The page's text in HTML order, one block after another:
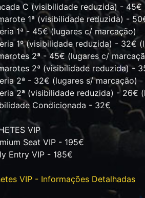
C (visibilidade reduzida) -
1ª (visibilidade reduzida) -
1ª - 45€ (lugares c/ marcação)
1º (visibilidade reduzida) - 32€
2ª - 45€ (lugares c/
2ª (visibilidade reduzida) -
2ª - 32€ (lugares s/ marcação)
2ª (visibilidade reduzida) - 26€
Condicionada - 32€
VIP
Seat VIP - 195€
Entry VIP - 185€
VIP - Informações Detalhadas